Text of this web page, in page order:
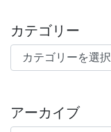
カテゴリー
カテゴリー
アーカイブ